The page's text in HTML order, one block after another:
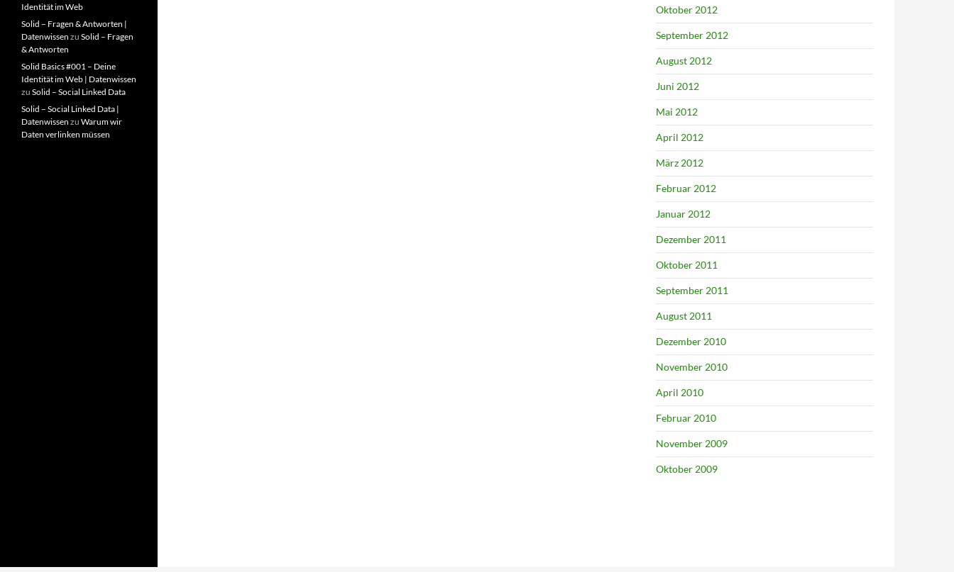
Oktober 2012
September 2012
August 2012
Juni 2012
Mai 2012
April 2012
März 2012
Februar 2012
Januar 2012
Dezember 2011
Oktober 2011
September 2011
August 2011
Dezember 2010
November 2010
April 2010
Februar 2010
November 2009
Oktober 2009
Identität im Web
Solid – Fragen & Antworten |
Datenwissen zu Solid – Fragen
& Antworten
Solid Basics #001 – Deine
Identität im Web | Datenwissen
zu Solid – Social Linked Data
Solid – Social Linked Data |
Datenwissen zu Warum wir
Daten verlinken müssen